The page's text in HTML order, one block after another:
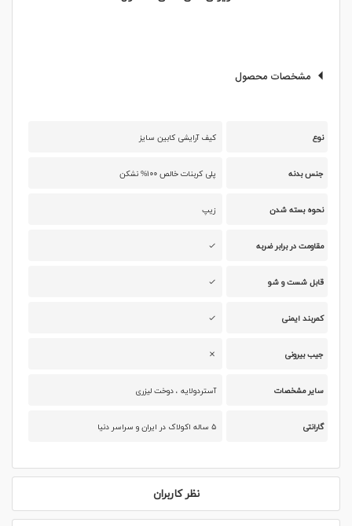
مشخصات محصول
نوع کیف آرایشی کابین سایز
جنس بدنه پلی کربنات خالص ۱۰۰% نشکن
نحوه بسته شدن زیپ
مقاومت در برابر ضربه
قابل شست و شو
کمربند ایمنی
جیب بیرونی
سایر مشخصات آستردولایه ، دوخت لیزری
گارانتی ۵ ساله اکولاک در ایران و سراسر دنیا
نظر کاربران